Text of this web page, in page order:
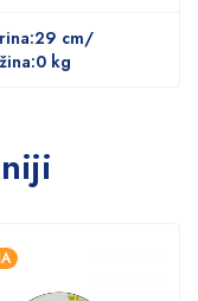
​​cm/
kg